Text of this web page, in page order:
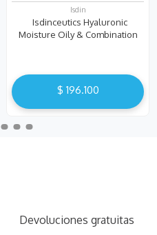
Isdin
Isdinceutics Hyaluronic
Moisture Oily & Combination
$ 196.100
Devoluciones gratuitas